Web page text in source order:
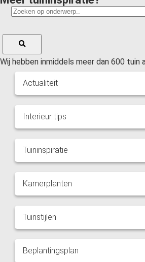
Wij hebben inmiddels meer dan 600 tuin
Actualiteit
Interieur tips
Tuininspiratie
Kamerplanten
Tuinstijlen
Beplantingsplan